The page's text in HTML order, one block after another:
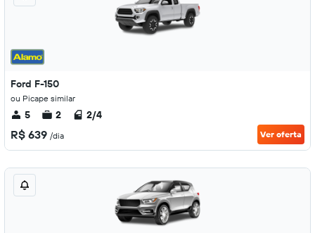
Ford F-150
ou Picape similar
5 2 2/4
R$ 639 /dia Ver oferta